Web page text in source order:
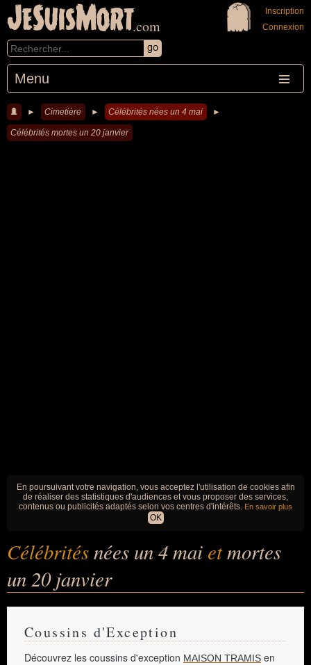
JeSuisMort.com
Menu
Inscription
Connexion
► Cimetière ► Célébrités nées un 4 mai ►
Célébrités mortes un 20 janvier
En poursuivant votre navigation, vous acceptez l'utilisation de cookies afin
de réaliser des statistiques d'audiences et vous proposer des services,
contenus ou publicités adaptés selon vos centres d'intérêts. En savoir plus
OK
Célébritésnées un 4 mai etmortes
un 20 janvier
Coussins d'Exception
Découvrez les coussins d'exception MAISON TRAMIS en